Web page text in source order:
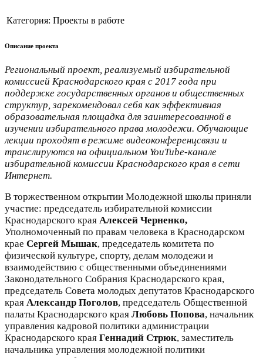
Категория: Проекты в работе
Описание проекта
Региональный проект, реализуемый избирательной
комиссией Краснодарского края с 2017 года при
поддержке государственных органов и общественных
структур, зарекомендовал себя как эффективная
образовательная площадка для заинтересованной в
изучении избирательного права молодежи. Обучающие
лекции проходят в режиме видеоконференцсвязи и
транслируются на официальном YouTube-канале
избирательной комиссии Краснодарского края в сети
Интернет.
В торжественном открытии Молодежной школы приняли
участие: председатель избирательной комиссии
Краснодарского края Алексей Черненко,
Уполномоченный по правам человека в Краснодарском
крае Сергей Мышак, председатель комитета по
физической культуре, спорту, делам молодежи и
взаимодействию с общественными объединениями
Законодательного Собрания Краснодарского края,
председатель Совета молодых депутатов Краснодарского
края Александр Поголов, председатель Общественной
палаты Краснодарского края Любовь Попова, начальник
управления кадровой политики администрации
Краснодарского края Геннадий Стрюк, заместитель
начальника управления молодежной политики